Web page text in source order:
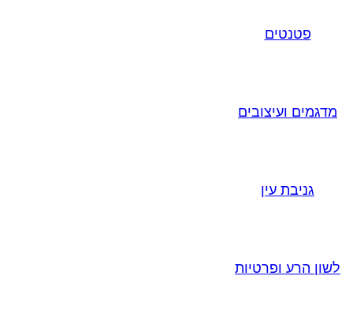
פטנטים
מדגמים ועיצובים
גניבת עין
לשון הרע ופרטיות